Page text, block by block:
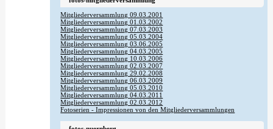
Mitgliederversammlung 09.03.2001
Mitgliederversammlung 01.03.2002
Mitgliederversammlung 07.03.2003
Mitgliederversammlung 05.03.2004
Mitgliederversammlung 03.06.2005
Mitgliederversammlung 04.03.2005
Mitgliederversammlung 10.03.2006
Mitgliederversammlung 02.03.2007
Mitgliederversammlung 29.02.2008
Mitgliederversammlung 06.03.2009
Mitgliederversammlung 05.03.2010
Mitgliederversammlung 04.03.2011
Mitgliederversammlung 02.03.2012
Fotoserien - Impressionen von den Mitgliederversammlungen